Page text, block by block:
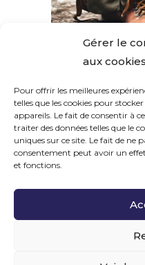
Gérer le
aux cookies
Pour offrir les meilleures
telles que les cookies pour
appareils. Le fait de consentir à
traiter des données telles que le
uniques sur ce site. Le fait de ne
consentement peut avoir un
et fonctions.
SUIVEZ-NOUS
MENTIONS LÉGALES